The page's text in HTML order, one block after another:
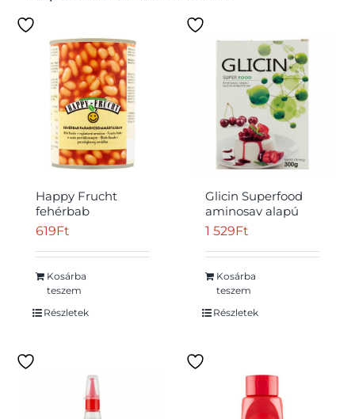
Happy Frucht
fehérbab
paradicsommártásban
619Ft
Kosárba
teszem
Részletek
Glicin Superfood
aminosav alapú
asztali édesítőszer
1 529Ft
Kosárba
teszem
Részletek